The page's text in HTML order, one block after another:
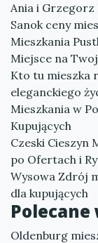
Ania i Grzegorz
Sanok ceny
Mieszkania
Miejsce na
Kto tu mieszka
eleganckiego
Mieszkania w
Kupujących
Czeski Cieszyn
po Ofertach i
Wysowa Zdrój
dla kupujących
Polecane
Oldenburg